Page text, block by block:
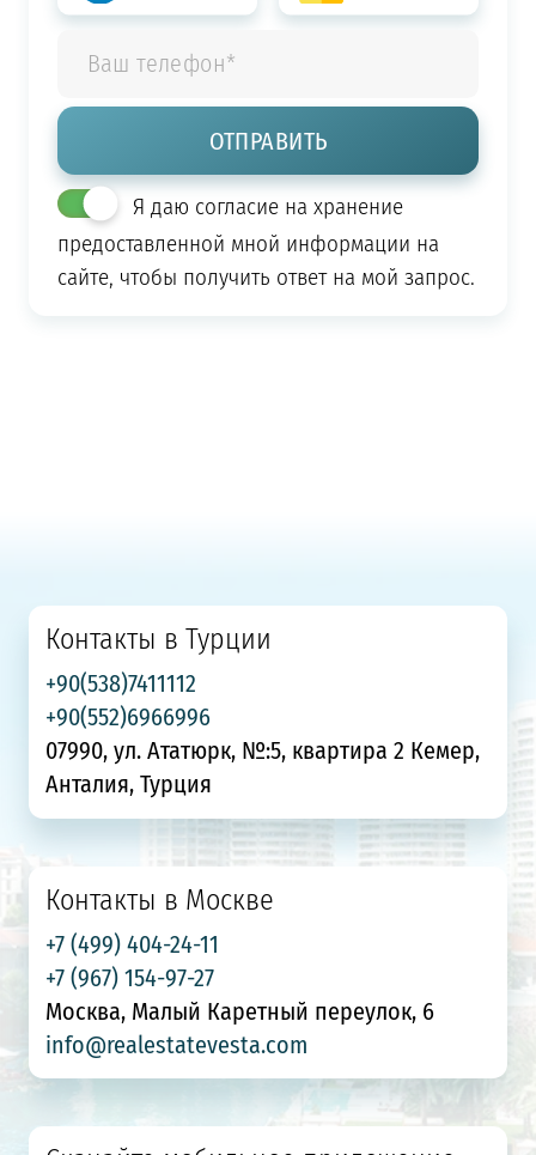
Я даю согласие на хранение
предоставленной мной информации на
сайте, чтобы получить ответ на мой запрос.
Контакты в Турции
+90(538)7411112
+90(552)6966996
07990, ул. Ататюрк, №:5, квартира 2 Кемер,
Анталия, Турция
Контакты в Москве
+7 (499) 404-24-11
+7 (967) 154-97-27
Москва, Малый Каретный переулок, 6
info@realestatevesta.com